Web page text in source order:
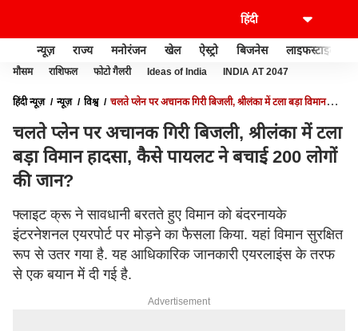
न्यूज़ राज्य मनोरंजन खेल ऐस्ट्रो बिजनेस लाइफस्टाइल
मौसम राशिफल फोटो गैलरी Ideas of India INDIA AT 2047
हिंदी न्यूज़ न्यूज़ विश्व
चलते प्लेन पर अचानक गिरी बिजली, श्रीलंका में टला बड़ा विमान
चलते प्लेन पर अचानक गिरी बिजली, श्रीलंका में टला
बड़ा विमान हादसा, कैसे पायलट ने बचाई 200 लोगों
की जान?
फ्लाइट क्रू ने सावधानी बरतते हुए विमान को बंदरनायके
इंटरनेशनल एयरपोर्ट पर मोड़ने का फैसला किया. यहां विमान सुरक्षित
रूप से उतर गया है. यह आधिकारिक जानकारी एयरलाइंस के तरफ
से एक बयान में दी गई है.
Advertisement